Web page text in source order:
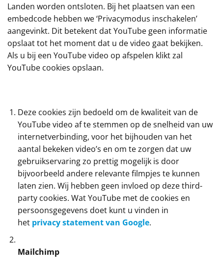
Landen worden ontsloten. Bij het plaatsen van een
embedcode hebben we ‘Privacymodus inschakelen’
aangevinkt. Dit betekent dat YouTube geen informatie
opslaat tot het moment dat u de video gaat bekijken.
Als u bij een YouTube video op afspelen klikt zal
YouTube cookies opslaan.
Deze cookies zijn bedoeld om de kwaliteit van de
YouTube video af te stemmen op de snelheid van uw
internetverbinding, voor het bijhouden van het
aantal bekeken video’s en om te zorgen dat uw
gebruikservaring zo prettig mogelijk is door
bijvoorbeeld andere relevante filmpjes te kunnen
laten zien. Wij hebben geen invloed op deze third-
party cookies. Wat YouTube met de cookies en
persoonsgegevens doet kunt u vinden in
het privacy statement van Google.
Mailchimp